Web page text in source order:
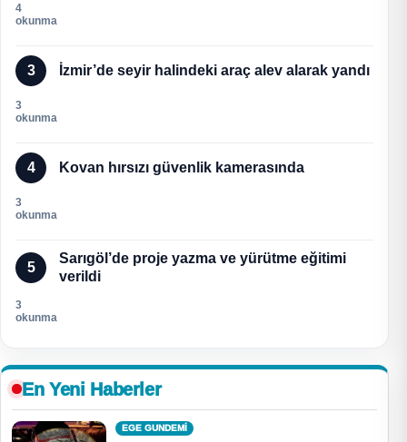
4
okunma
3 İzmir’de seyir halindeki araç alev alarak yandı
3
okunma
4 Kovan hırsızı güvenlik kamerasında
3
okunma
5
Sarıgöl’de proje yazma ve yürütme eğitimi
verildi
3
okunma
En Yeni Haberler
EGE GUNDEMİ